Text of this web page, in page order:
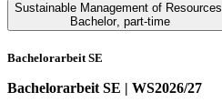
Sustainable Management of Resources
Bachelor, part-time
Bachelorarbeit SE
Bachelorarbeit SE | WS2026/27